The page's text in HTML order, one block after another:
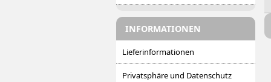
INFORMATIONEN
Lieferinformationen
Privatsphäre und Datenschutz